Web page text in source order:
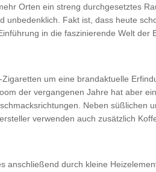
Orten ein streng durchgesetztes
Fakt ist, dass heute
in die faszinierende Welt der
um eine brandaktuelle
der vergangenen Jahre hat aber
Neben süßlichen
verwenden auch zusätzlich
anschließend durch kleine